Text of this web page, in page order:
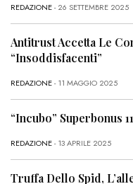
REDAZIONE- 26 SETTEMBRE 2025
Antitrust Accetta Le
“Insoddisfacenti”
REDAZIONE- 11 MAGGIO 2025
“Incubo” Superbonus
REDAZIONE- 13 APRILE 2025
Truffa Dello Spid,